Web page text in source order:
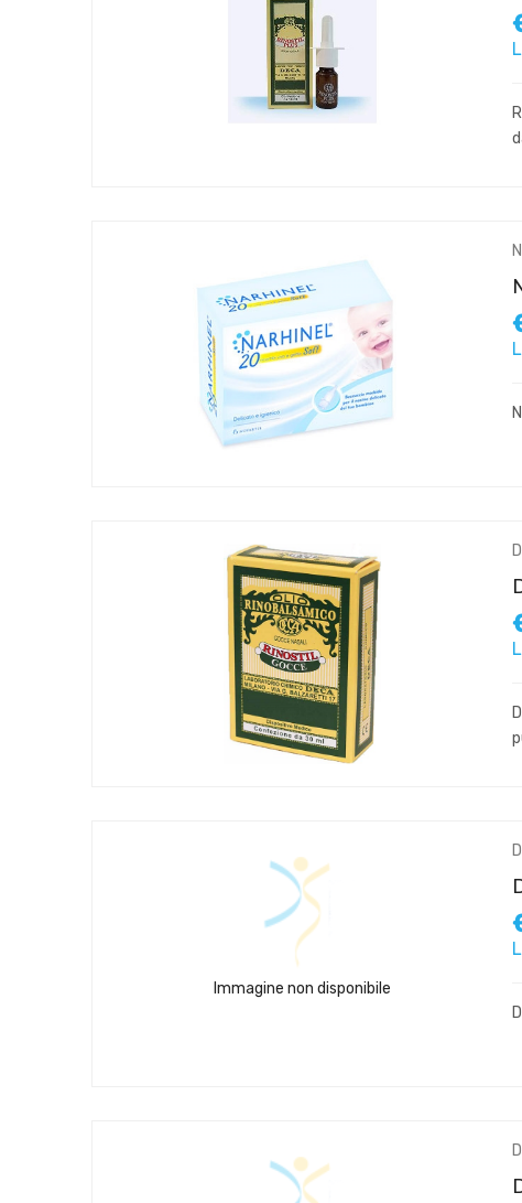
Immagine non disponibile